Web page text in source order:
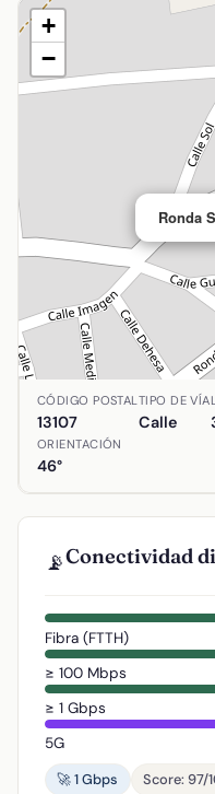
Ronda
+
−
Ubicación de Ronda
CÓDIGO POSTAL
13107
TIPO DE VÍA
Calle
ORIENTACIÓN
46°
📡Conectividad
Fibra (FTTH)
≥ 100 Mbps
≥ 1 Gbps
5G
🚀 1 Gbps
Score: 97/